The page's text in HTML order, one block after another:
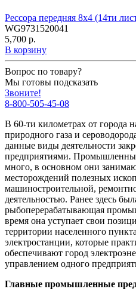
Рессора передняя 8х4 (14ти
WG9731520041
5,700 р.
В корзину
Вопрос по товару?
Мы готовы подсказать
Звоните!
8-800-505-45-08
В 60-ти километрах от города
природного газа и
данные виды деятельности
предприятиями.
много, в основном они
месторождений полезных
машиностроительной,
деятельностью. Ранее здесь
рыбоперерабатывающая
время она уступает свои
территории населенного
электростанции, которые
обеспечивают город
управлением одного
Главные промышленные